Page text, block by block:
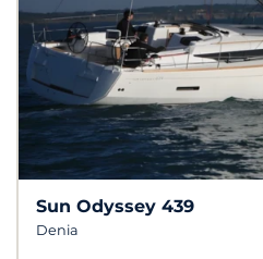
Sun Odyssey 439
Denia